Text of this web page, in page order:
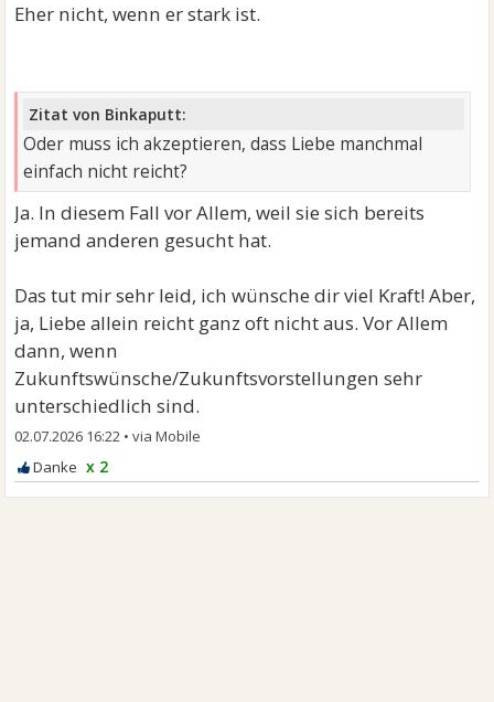
Eher nicht, wenn er stark ist.
Zitat von Binkaputt:
Oder muss ich akzeptieren, dass Liebe manchmal
einfach nicht reicht?
Ja. In diesem Fall vor Allem, weil sie sich bereits
jemand anderen gesucht hat.
Das tut mir sehr leid, ich wünsche dir viel Kraft! Aber,
ja, Liebe allein reicht ganz oft nicht aus. Vor Allem
dann, wenn
Zukunftswünsche/Zukunftsvorstellungen sehr
unterschiedlich sind.
02.07.2026 16:22 •
x 2